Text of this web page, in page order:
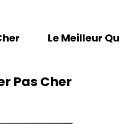
Le Meilleur
Pas Cher